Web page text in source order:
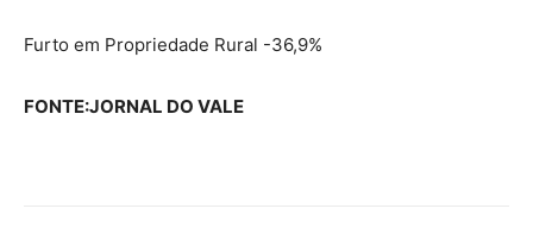
Furto em Propriedade Rural -36,9%
FONTE:JORNAL DO VALE